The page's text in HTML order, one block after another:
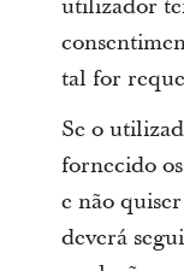
utilizador
tal for
Se o
fornecido
e não
deverá